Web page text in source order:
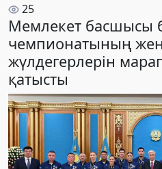
25
Мемлекет басшысы
чемпионатының
жүлдегерлерін
қатысты